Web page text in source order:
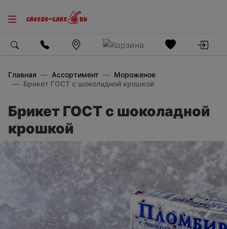
Главная Ассортимент
Мороженое
Брикет ГОСТ с шоколадной крошкой
Брикет ГОСТ с шоколадной
крошкой